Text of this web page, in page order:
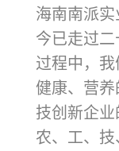
海南南派
今已走过
过程中，我
健康、营
技创新企
农、工、